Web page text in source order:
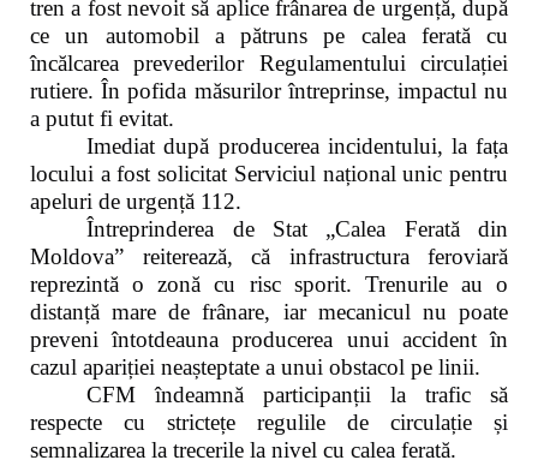
tren a fost nevoit să aplice frânarea de urgență, după
ce un automobil a pătruns pe calea ferată cu
încălcarea prevederilor Regulamentului circulației
rutiere. În pofida măsurilor întreprinse, impactul nu
a putut fi evitat.
Imediat după producerea incidentului, la fața
locului a fost solicitat Serviciul național unic pentru
apeluri de urgență 112.
Întreprinderea de Stat „Calea Ferată din
Moldova” reiterează, că infrastructura feroviară
reprezintă o zonă cu risc sporit. Trenurile au o
distanță mare de frânare, iar mecanicul nu poate
preveni întotdeauna producerea unui accident în
cazul apariției neașteptate a unui obstacol pe linii.
CFM îndeamnă participanții la trafic să
respecte cu strictețe regulile de circulație și
semnalizarea la trecerile la nivel cu calea ferată.